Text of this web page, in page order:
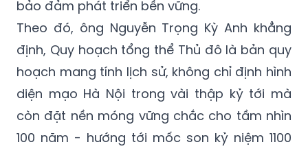
làm rõ những định hướng cốt lõi, cùng các
giải pháp nhằm kiểm soát áp lực hạ tầng,
bảo đảm phát triển bền vững.
Theo đó, ông Nguyễn Trọng Kỳ Anh khẳng
định, Quy hoạch tổng thể Thủ đô là bản quy
hoạch mang tính lịch sử, không chỉ định hình
diện mạo Hà Nội trong vài thập kỷ tới mà